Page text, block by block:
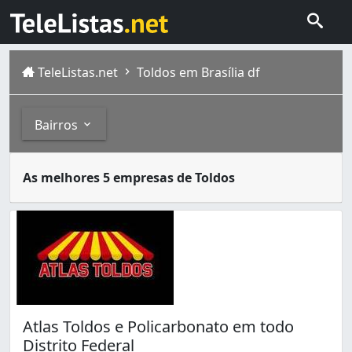
TeleListas.net Toldos em Brasília df
Bairros
Asa Norte (3)
Asa Sul (9)
Brazlândia (1)
Candangolândia (3)
Ceilândia (21)
Ceilândia Norte (Ceilândia) (7)
Ceilândia Sul (Ceilândia) (2)
Gama (3)
As melhores 5 empresas de Toldos
Brasília é formada por gente de todos os lugares,
Atlas Toldos e Policarbonato em todo
Distrito Federal